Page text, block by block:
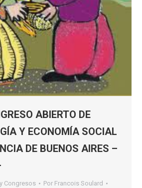
ABIERTO DE
Y ECONOMÍA SOCIAL
DE BUENOS AIRES –
Congresos Por Francois Soulard